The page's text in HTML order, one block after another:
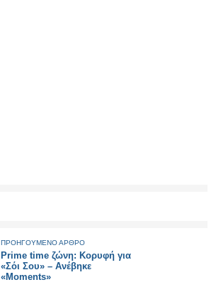
ΠΡΟΗΓΟΥΜΕΝΟ ΑΡΘΡΟ
Prime time ζώνη: Κορυφή για
«Σόι Σου» – Ανέβηκε
«Moments»